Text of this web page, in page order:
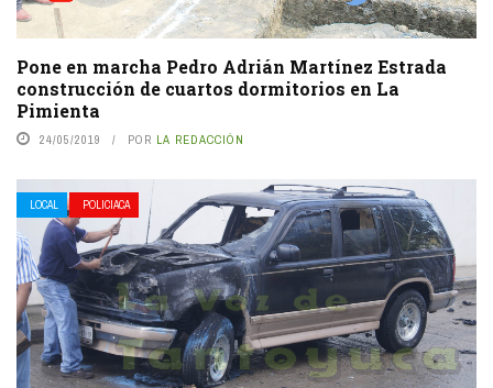
Pone en marcha Pedro Adrián Martínez Estrada
construcción de cuartos dormitorios en La
Pimienta
24/05/2019 POR LA REDACCIÓN
LOCAL POLICIACA